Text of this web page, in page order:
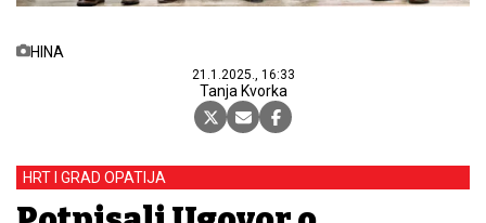
HINA
21.1.2025., 16:33
Tanja Kvorka
HRT I GRAD OPATIJA